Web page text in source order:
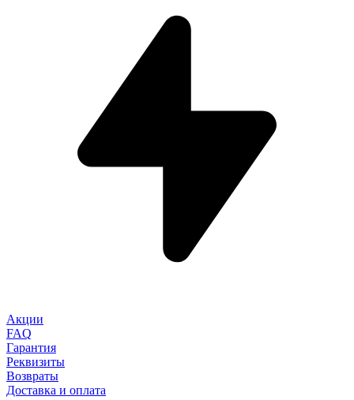
Акции
FAQ
Гарантия
Реквизиты
Возвраты
Доставка и оплата